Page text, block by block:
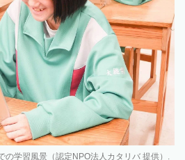
の学習風景（認定NPO法人カタリバ 提供）.